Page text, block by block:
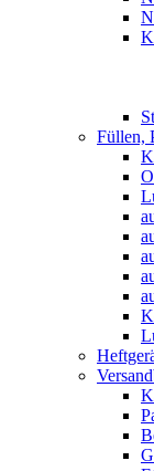
Füllen,